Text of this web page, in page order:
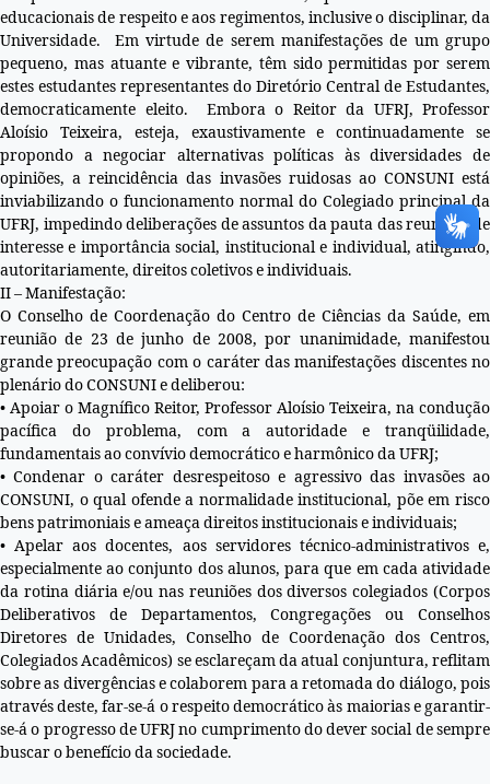
educacionais de respeito e aos regimentos, inclusive o disciplinar, da
Universidade. Em virtude de serem manifestações de um grupo
pequeno, mas atuante e vibrante, têm sido permitidas por serem
estes estudantes representantes do Diretório Central de Estudantes,
democraticamente eleito. Embora o Reitor da UFRJ, Professor
Aloísio Teixeira, esteja, exaustivamente e continuadamente se
propondo a negociar alternativas políticas às diversidades de
opiniões, a reincidência das invasões ruidosas ao CONSUNI está
inviabilizando o funcionamento normal do Colegiado principal da
UFRJ, impedindo deliberações de assuntos da pauta das reuniões de
interesse e importância social, institucional e individual, atingindo,
autoritariamente, direitos coletivos e individuais.
II – Manifestação:
O Conselho de Coordenação do Centro de Ciências da Saúde, em
reunião de 23 de junho de 2008, por unanimidade, manifestou
grande preocupação com o caráter das manifestações discentes no
plenário do CONSUNI e deliberou:
• Apoiar o Magnífico Reitor, Professor Aloísio Teixeira, na condução
pacífica do problema, com a autoridade e tranqüilidade,
fundamentais ao convívio democrático e harmônico da UFRJ;
• Condenar o caráter desrespeitoso e agressivo das invasões ao
CONSUNI, o qual ofende a normalidade institucional, põe em risco
bens patrimoniais e ameaça direitos institucionais e individuais;
• Apelar aos docentes, aos servidores técnico-administrativos e,
especialmente ao conjunto dos alunos, para que em cada atividade
da rotina diária e/ou nas reuniões dos diversos colegiados (Corpos
Deliberativos de Departamentos, Congregações ou Conselhos
Diretores de Unidades, Conselho de Coordenação dos Centros,
Colegiados Acadêmicos) se esclareçam da atual conjuntura, reflitam
sobre as divergências e colaborem para a retomada do diálogo, pois
através deste, far-se-á o respeito democrático às maiorias e garantir-
se-á o progresso de UFRJ no cumprimento do dever social de sempre
buscar o benefício da sociedade.